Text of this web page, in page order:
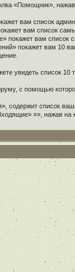
«Помощник»,
вам список
вам список
покажет вам список
покажет вам 10
увидеть список 10
с помощью
содержит список
»», нажав